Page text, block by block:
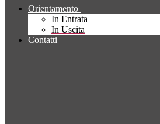
Orientamento
In Entrata
In Uscita
Contatti